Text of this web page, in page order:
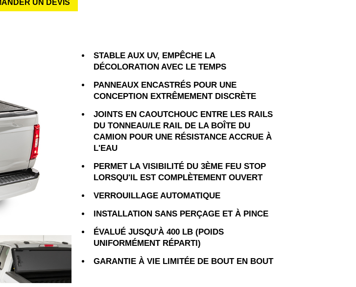
UN DEVIS
STABLE AUX UV, EMPÊCHE LA
DÉCOLORATION AVEC LE TEMPS
PANNEAUX ENCASTRÉS POUR UNE
CONCEPTION EXTRÊMEMENT DISCRÈTE
JOINTS EN CAOUTCHOUC ENTRE LES RAILS
DU TONNEAU/LE RAIL DE LA BOÎTE DU
CAMION POUR UNE RÉSISTANCE ACCRUE À
L'EAU
PERMET LA VISIBILITÉ DU 3ÈME FEU STOP
LORSQU'IL EST COMPLÈTEMENT OUVERT
VERROUILLAGE AUTOMATIQUE
INSTALLATION SANS PERÇAGE ET À PINCE
ÉVALUÉ JUSQU'À 400 LB (POIDS
UNIFORMÉMENT RÉPARTI)
GARANTIE À VIE LIMITÉE DE BOUT EN BOUT